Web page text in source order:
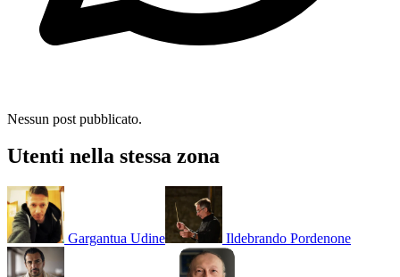
Nessun post pubblicato.
Utenti nella stessa zona
Gargantua Udine Ildebrando Pordenone